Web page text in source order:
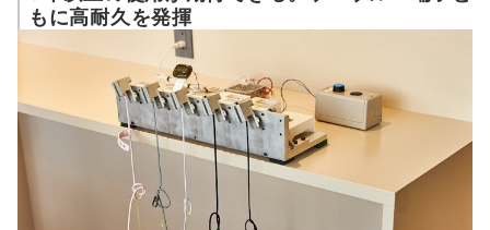
もに高耐久を発揮